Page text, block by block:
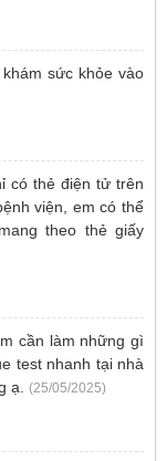
sức khỏe vào
có thẻ điện tử trên
viện, em có thể
theo thẻ giấy
cần làm những gì
test nhanh tại nhà
ạ. (25/05/2025)